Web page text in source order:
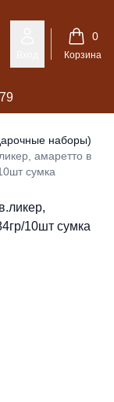
0
Корзина
наборы)
амаретто в
сумка